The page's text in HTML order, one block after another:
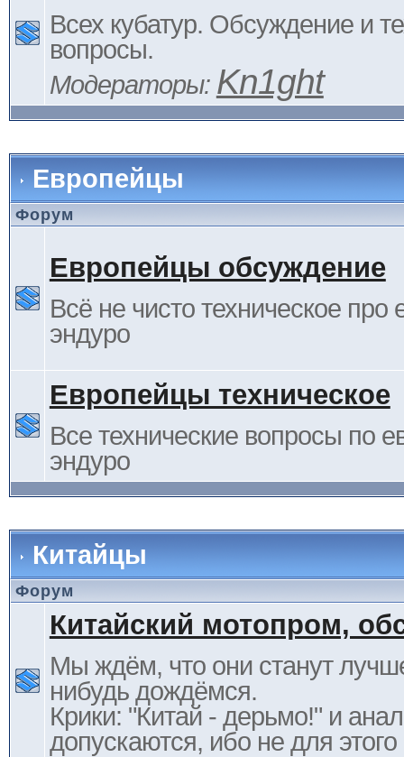
Всех кубатур. Обсуждение и
вопросы.
Модераторы: Kn1ght
Европейцы
Форум
Европейцы обсуждение
Всё не чисто техническое про
эндуро
Европейцы техническое
Все технические вопросы по
эндуро
Китайцы
Форум
Китайский мотопром,
Мы ждём, что они станут
нибудь дождёмся.
Крики: "Китай - дерьмо!" и
допускаются, ибо не для